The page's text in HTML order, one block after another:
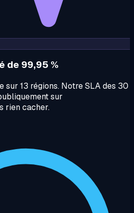
de 99,95 %
sur 13 régions. Notre SLA des 30
sur
rien cacher.